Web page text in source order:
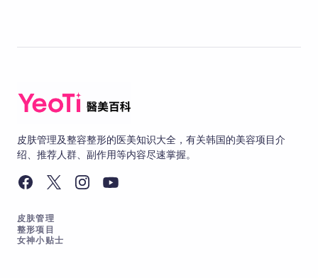
皮肤管理及整容整形的医美知识大全，有关韩国的美容项目介
绍、推荐人群、副作用等内容尽速掌握。
皮肤管理
整形项目
女神小贴士